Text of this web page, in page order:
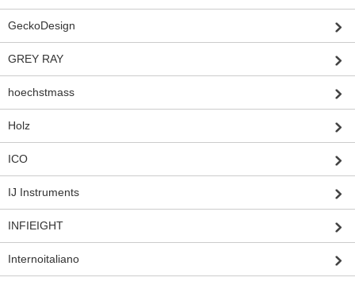
GeckoDesign
GREY RAY
hoechstmass
Holz
ICO
IJ Instruments
INFIEIGHT
Internoitaliano